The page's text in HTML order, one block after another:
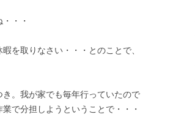
・・
を取りなさい・・・とのことで、
。我が家でも毎年行っていたので
で分担しようということで・・・